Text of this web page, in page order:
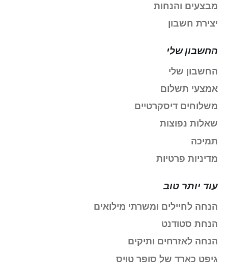
מבצעים והנחות
יצירת חשבון
החשבון שלי
החשבון שלי
אמצעי תשלום
משלוחים דיסקרטיים
שאלות נפוצות
תמיכה
מדיניות פרטיות
עוד יותר טוב
הנחה לחיילים ומשרתי מילואים
הנחת סטודנט
הנחה לאזרחים ותיקים
גיפט כארד של סופר טויס